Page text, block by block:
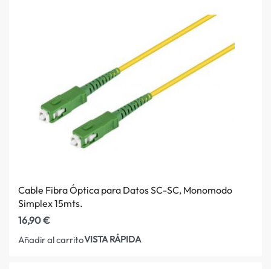
Cable Fibra Óptica para Datos SC-SC, Monomodo
Simplex 15mts.
16,90€
Añadir al carritoVISTA RÁPIDA